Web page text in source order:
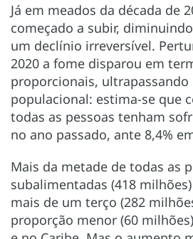
Já em meados da década de
começado a subir,
um declínio irreversível.
2020 a fome disparou em
proporcionais,
populacional: estima-se que
todas as pessoas tenham
no ano passado, ante 8,4%
Mais da metade de todas as
subalimentadas (418
mais de um terço (282
proporção menor (60